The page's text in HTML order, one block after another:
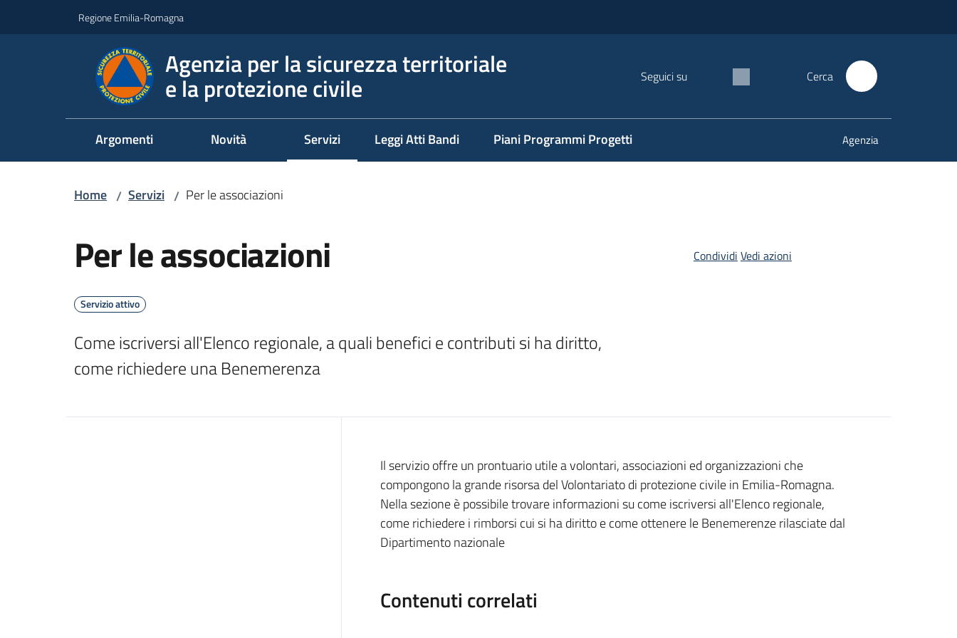
Regione Emilia-Romagna
Agenzia per la sicurezza territoriale
e la protezione civile Seguici su Cerca
Argomenti Novità Servizi
Menu selezionatoLeggi Atti Bandi Piani Programmi Progetti Agenzia
Home / Servizi / Per le associazioni
Per le associazioni
Servizio attivo
Come iscriversi all'Elenco regionale, a quali benefici e contributi si ha diritto,
come richiedere una Benemerenza
Condividi Vedi azioni
Cos'è
Il servizio offre un prontuario utile a volontari, associazioni ed organizzazioni che
compongono la grande risorsa del Volontariato di protezione civile in Emilia-Romagna.
Nella sezione è possibile trovare informazioni su come iscriversi all'Elenco regionale,
come richiedere i rimborsi cui si ha diritto e come ottenere le Benemerenze rilasciate dal
Dipartimento nazionale
Contenuti correlati